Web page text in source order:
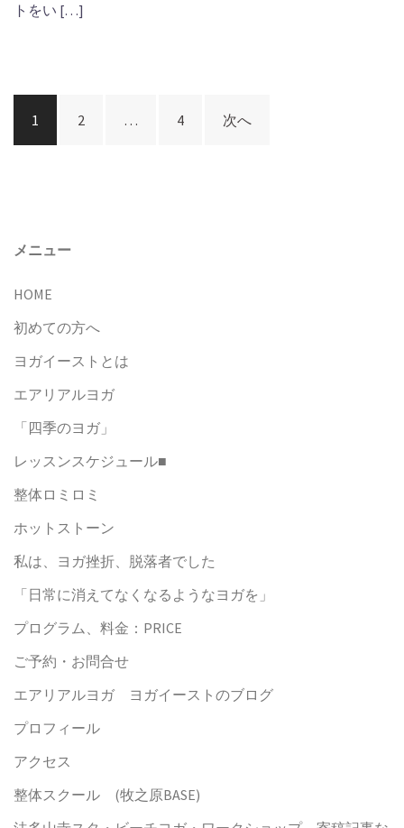
トをい […]
投
稿
ー
ョ
ン
1 2 … 4 次へ
メニュー
HOME
初めての方へ
ヨガイーストとは
エアリアルヨガ
「四季のヨガ」
レッスンスケジュール■
整体ロミロミ
ホットストーン
私は、ヨガ挫折、脱落者でした
「日常に消えてなくなるようなヨガを」
プログラム、料金：PRICE
ご予約・お問合せ
エアリアルヨガ ヨガイーストのブログ
プロフィール
アクセス
整体スクール (牧之原BASE)